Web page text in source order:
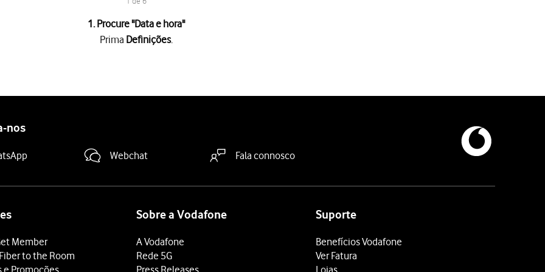
1. Procure "Data e hora"
Prima Definições.
terminar e voltar ao ecrã inicial.
nos
Webchat Fala connosco
Member
to the Room
e Promoções
Sobre a Vodafone
A Vodafone
Rede 5G
Press Releases
Suporte
Benefícios Vodafone
Ver Fatura
Lojas